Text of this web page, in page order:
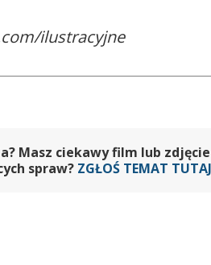
ilustracyjne
Masz ciekawy film lub
spraw? ZGŁOŚ TEMAT TUTAJ